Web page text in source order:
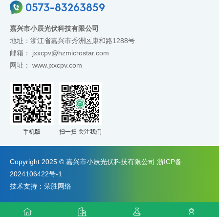
0573-83263859
嘉兴市小辰光伏科技有限公司
地址：浙江省嘉兴市秀洲区康和路1288号
邮箱： jxxcpv@hzmicrostar.com
网址： www.jxxcpv.com
手机版 扫一扫 关注我们
Copyright 2025 © 嘉兴市小辰光伏科技有限公司 浙ICP备
2024106422号-1
技术支持： 荣胜网络